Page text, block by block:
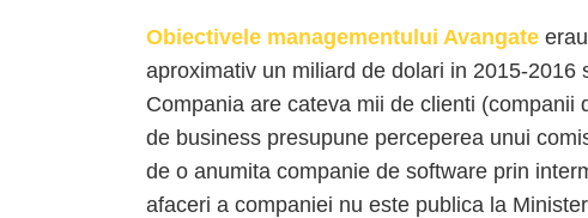
Obiectivele managementului Avangate
aproximativ un miliard de dolari in 2015-2016
Compania are cateva mii de clienti (companii
de business presupune perceperea unui
de o anumita companie de software prin
afaceri a companiei nu este publica la